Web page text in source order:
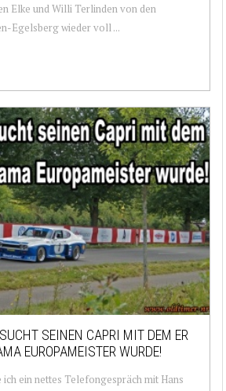
Elke und Willi Terlinden von den
Egelsberg wieder voll ...
SEINEN CAPRI MIT DEM ER
EUROPAMEISTER WURDE!
ein nettes Telefongespräch mit Hans